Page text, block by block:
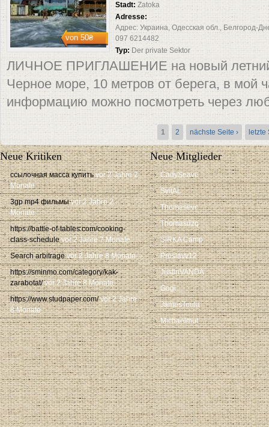
von50₴
Stadt: Zatoka
Adresse:
Адрес: Украина, Одесская обл., Белгород-
097 6214482
Typ:Der private Sektor
ЛИЧНОЕ ПРИГЛАШЕНИЕ на новый летний
Черное море, 10 метров от берега, в мой
информацию можно посмотреть через
Seiten 1 2 nächste Seite › letzte
Neue Kritiken
ссылочная масса купить vor 2 Jahre 2
Monate
3gp mp4 фильмы vor 2 Jahre 2
Monate
https://battle-of-tables.com/cooking-
class-schedule vor 2 Jahre 7 Monate
Search arbitrage vor 2 Jahre 8 Monate
https://sminmo.com/category/kak-
zarabotat/ vor 2 Jahre 8 Monate
https://www.studpaper.com/ vor 2 Jahre
8 Monate
Neue Mitglieder
CadySeave
SvitAL
Thomasevc
Thomasdzq
SIRKA Camp
Proslavv12
JustinVANDA
Gogi
JamesToula
Michaelmut